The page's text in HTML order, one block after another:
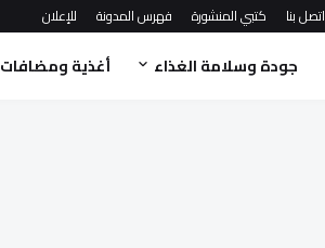
اتصل بنا كتبي المنشورة فهرس المدونة للإعلان
جودة وسلامة الغذاء أغذية ومضافات